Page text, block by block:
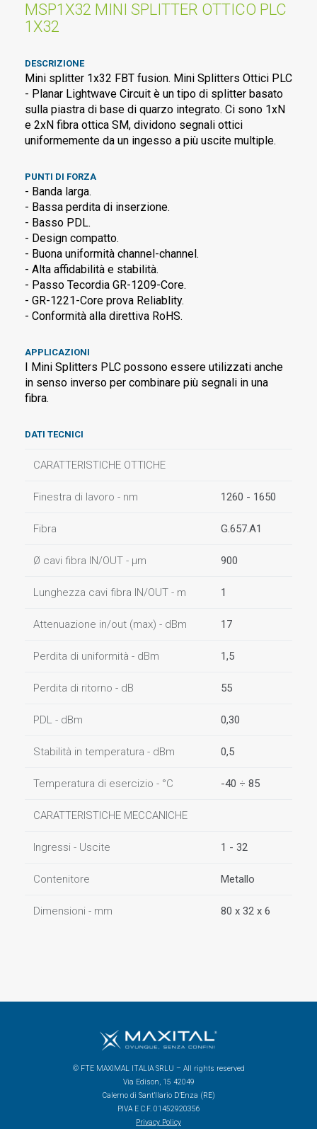
MSP1X32 MINI SPLITTER OTTICO PLC
1X32
DESCRIZIONE
Mini splitter 1x32 FBT fusion. Mini Splitters Ottici PLC
- Planar Lightwave Circuit è un tipo di splitter basato
sulla piastra di base di quarzo integrato. Ci sono 1xN
e 2xN fibra ottica SM, dividono segnali ottici
uniformemente da un ingesso a più uscite multiple.
PUNTI DI FORZA
- Banda larga.
- Bassa perdita di inserzione.
- Basso PDL.
- Design compatto.
- Buona uniformità channel-channel.
- Alta affidabilità e stabilità.
- Passo Tecordia GR-1209-Core.
- GR-1221-Core prova Reliablity.
- Conformità alla direttiva RoHS.
APPLICAZIONI
I Mini Splitters PLC possono essere utilizzati anche
in senso inverso per combinare più segnali in una
fibra.
DATI TECNICI
CARATTERISTICHE OTTICHE
Finestra di lavoro - nm 1260 - 1650
Fibra G.657.A1
Ø cavi fibra IN/OUT - µm 900
Lunghezza cavi fibra IN/OUT - m 1
Attenuazione in/out (max) - dBm 17
Perdita di uniformità - dBm 1,5
Perdita di ritorno - dB 55
PDL - dBm 0,30
Stabilità in temperatura - dBm 0,5
Temperatura di esercizio - °C -40 ÷ 85
CARATTERISTICHE MECCANICHE
Ingressi - Uscite 1 - 32
Contenitore Metallo
Dimensioni - mm 80 x 32 x 6
© FTE MAXIMAL ITALIA SRLU – All rights reserved
Via Edison, 15 42049
Calerno di Sant’Ilario D’Enza (RE)
P.IVA E C.F. 01452920356
Privacy Policy